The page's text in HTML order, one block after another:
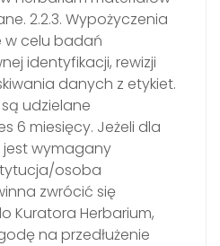
2.2.3. Wypożyczenia
w celu badań
identyfikacji, rewizji
danych z etykiet.
udzielane
6 miesięcy. Jeżeli dla
wymagany
osoba
zwrócić się
Kuratora Herbarium,
na przedłużenie